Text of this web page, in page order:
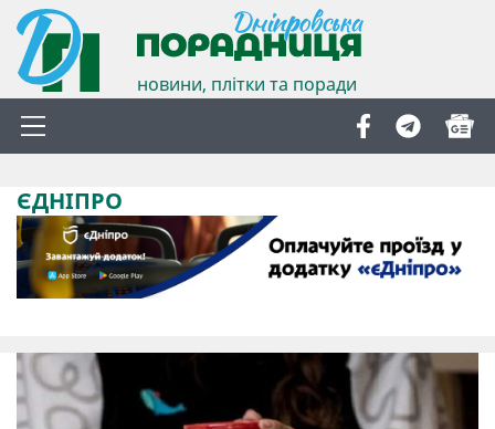
новини, плітки та поради
ЄДНІПРО